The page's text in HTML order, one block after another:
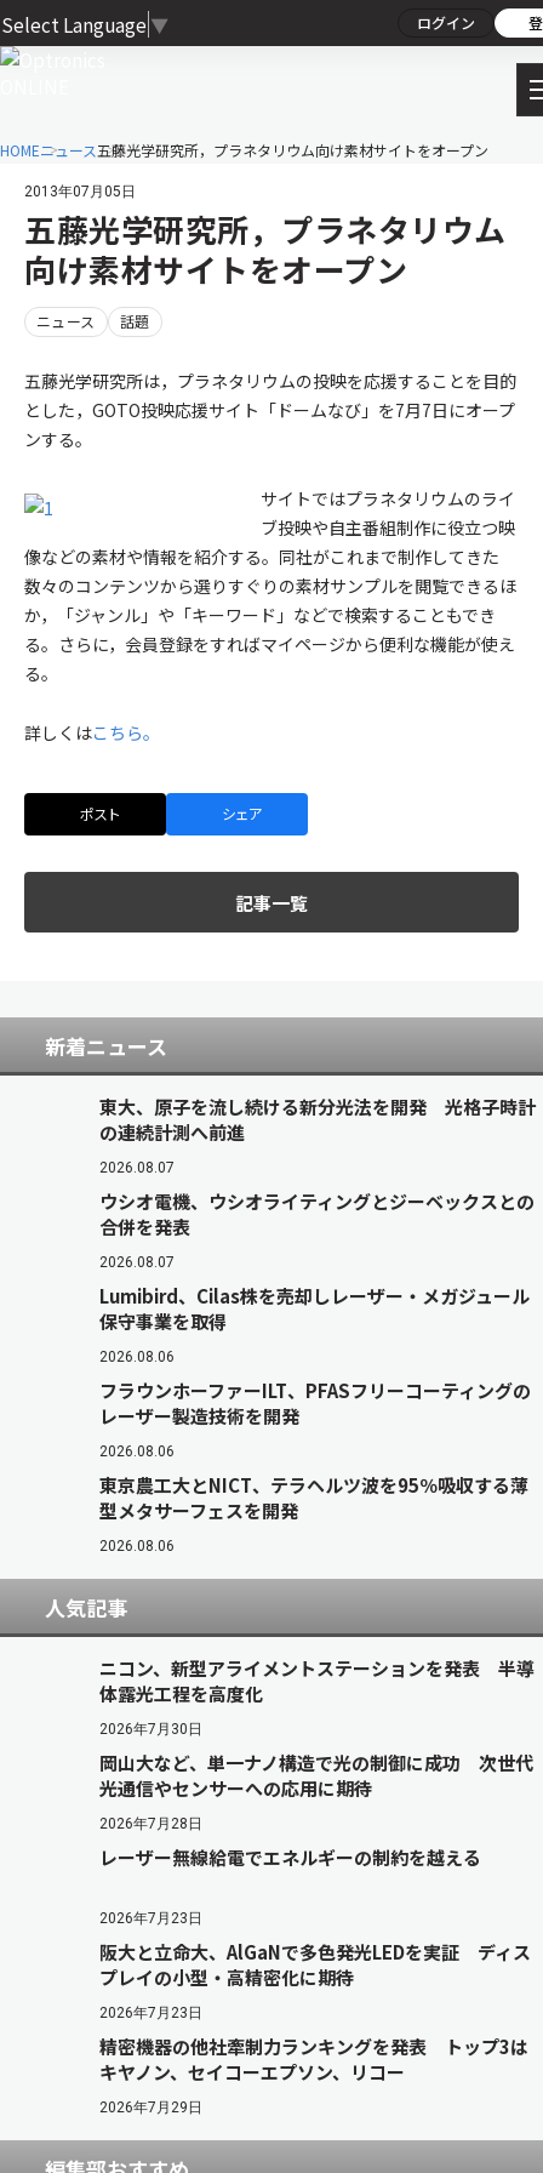
Select Language ▼ ログイン
HOMEニュース五藤光学研究所，プラネタリウム向け素材サイトをオープン
2013年07月05日
五藤光学研究所，プラネタリウム
向け素材サイトをオープン
ニュース 話題
五藤光学研究所は，プラネタリウムの投映を応援することを目的
とした，GOTO投映応援サイト「ドームなび」を7月7日にオープ
ンする。
サイトではプラネタリウムのライ
ブ投映や自主番組制作に役立つ映
像などの素材や情報を紹介する。同社がこれまで制作してきた
数々のコンテンツから選りすぐりの素材サンプルを閲覧できるほ
か，「ジャンル」や「キーワード」などで検索することもでき
る。さらに，会員登録をすればマイページから便利な機能が使え
る。
詳しくはこちら。
ポスト シェア
記事一覧
新着ニュース
東大、原子を流し続ける新分光法を開発 光格子時計
の連続計測へ前進
2026.08.07
ウシオ電機、ウシオライティングとジーベックスとの
合併を発表
2026.08.07
Lumibird、Cilas株を売却しレーザー・メガジュール
保守事業を取得
2026.08.06
フラウンホーファーILT、PFASフリーコーティングの
レーザー製造技術を開発
2026.08.06
東京農工大とNICT、テラヘルツ波を95％吸収する薄
型メタサーフェスを開発
2026.08.06
人気記事
ニコン、新型アライメントステーションを発表 半導
体露光工程を高度化
2026年7月30日
岡山大など、単一ナノ構造で光の制御に成功 次世代
光通信やセンサーへの応用に期待
2026年7月28日
レーザー無線給電でエネルギーの制約を越える
2026年7月23日
阪大と立命大、AlGaNで多色発光LEDを実証 ディス
プレイの小型・高精密化に期待
2026年7月23日
精密機器の他社牽制力ランキングを発表 トップ3は
キヤノン、セイコーエプソン、リコー
2026年7月29日